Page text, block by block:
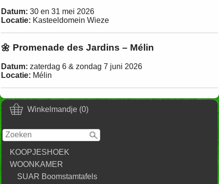
Winkelmandje (0)
KOOPJESHOEK
WOONKAMER
SUAR Boomstamtafels
Datum: 30 en 31 mei 2026
Locatie: Kasteeldomein Wieze
🌼 Promenade des Jardins – Mélin
Datum: zaterdag 6 & zondag 7 juni 2026
Locatie: Mélin